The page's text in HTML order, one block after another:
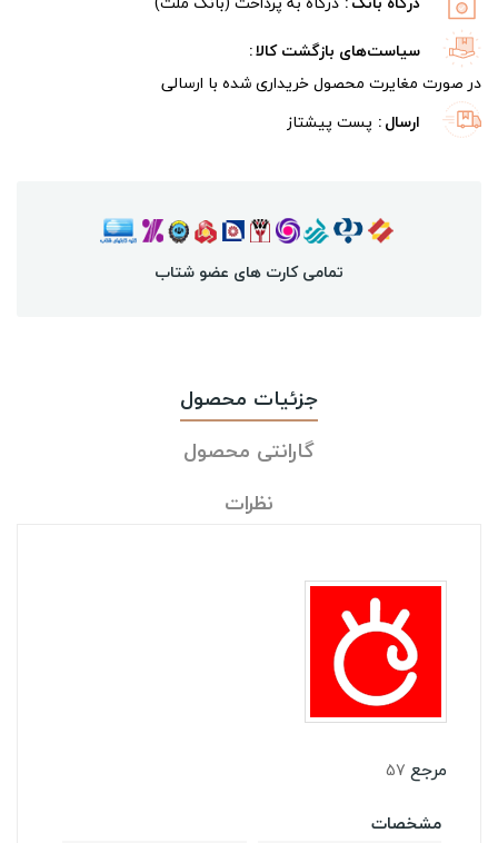
سیاست‌های بازگشت کالا
در صورت مغایرت محصول خریداری شده با ارسالی
ارسال پست پیشتاز
تمامی کارت های عضو شتاب
جزئیات محصول
گارانتی محصول
نظرات
مرجع 57
مشخصات